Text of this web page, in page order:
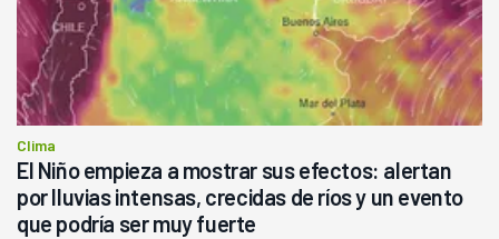
Clima
El Niño empieza a mostrar sus efectos: alertan
por lluvias intensas, crecidas de ríos y un evento
que podría ser muy fuerte